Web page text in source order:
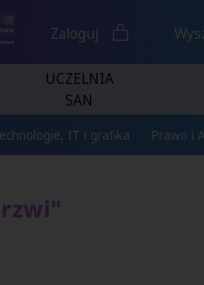
Zaloguj
UCZELNIA
SAN
IT i grafika Prawo i